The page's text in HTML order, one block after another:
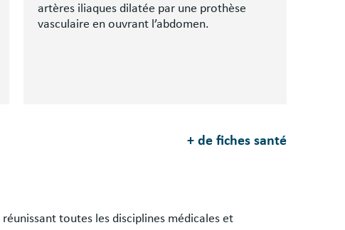
artères iliaques dilatée par une prothèse
vasculaire en ouvrant l’abdomen.
+ de fiches santé
réunissant toutes les disciplines médicales et